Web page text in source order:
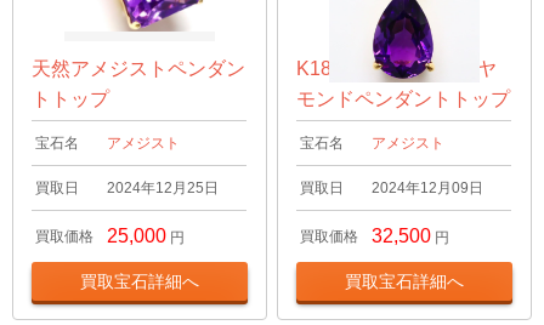
天然アメジストペンダン
トトップ
宝石名 アメジスト
買取日 2024年12月25日
買取価格 25,000 円
買取宝石詳細へ
K18 アメジスト/ダイヤ
モンドペンダントトップ
宝石名 アメジスト
買取日 2024年12月09日
買取価格 32,500 円
買取宝石詳細へ